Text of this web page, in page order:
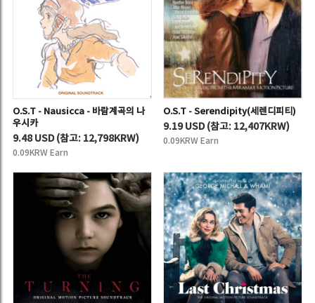
O.S.T - Nausicca - 바람계곡의 나
우시카
9.48 USD(참고: 12,798KRW)
0.09KRW Earn
O.S.T - Serendipity(세렌디피티)
9.19 USD(참고: 12,407KRW)
0.09KRW Earn